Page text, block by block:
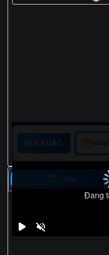
Đang
BLV KHÁC
Chat